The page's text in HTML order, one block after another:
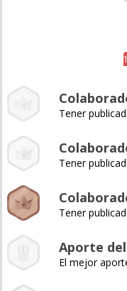
Tener
Tener
Tener
Aporte
El mejor